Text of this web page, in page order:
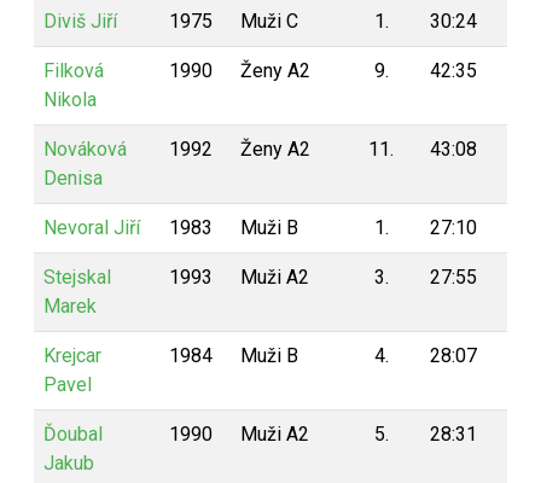
Diviš Jiří 1975 Muži C 1. 30:24
Filková
Nikola
1990 Ženy A2 9. 42:35
Nováková
Denisa
1992 Ženy A2 11. 43:08
Nevoral Jiří 1983 Muži B 1. 27:10
Stejskal
Marek
1993 Muži A2 3. 27:55
Krejcar
Pavel
1984 Muži B 4. 28:07
Ďoubal
Jakub
1990 Muži A2 5. 28:31